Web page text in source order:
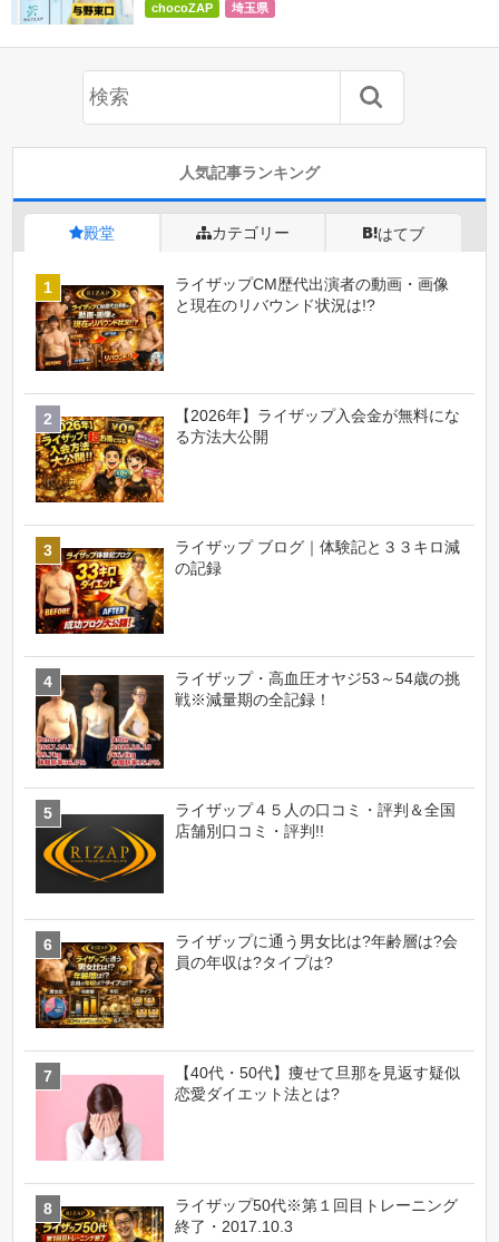
chocoZAP 埼玉県
人気記事ランキング
殿堂 カテゴリー はてブ
ライザップCM歴代出演者の動画・画像
と現在のリバウンド状況は!?
【2026年】ライザップ入会金が無料にな
る方法大公開
ライザップ ブログ｜体験記と３３キロ減
の記録
ライザップ・高血圧オヤジ53～54歳の挑
戦※減量期の全記録！
ライザップ４５人の口コミ・評判＆全国
店舗別口コミ・評判!!
ライザップに通う男女比は?年齢層は?会
員の年収は?タイプは?
【40代・50代】痩せて旦那を見返す疑似
恋愛ダイエット法とは?
ライザップ50代※第１回目トレーニング
終了・2017.10.3